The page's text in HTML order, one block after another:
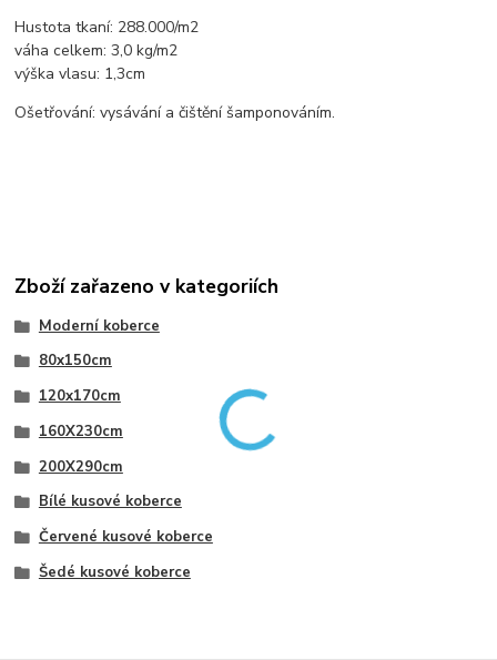
Hustota tkaní: 288.000/m2
váha celkem: 3,0 kg/m2
výška vlasu: 1,3cm
Ošetřování: vysávání a čištění šamponováním.
Zboží zařazeno v kategoriích
Moderní koberce
80x150cm
120x170cm
160X230cm
200X290cm
Bílé kusové koberce
Červené kusové koberce
Šedé kusové koberce